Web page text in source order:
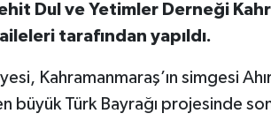
Dul ve Yetimler Derneği
tarafından yapıldı.
Kahramanmaraş’ın simgesi
büyük Türk Bayrağı projesinde